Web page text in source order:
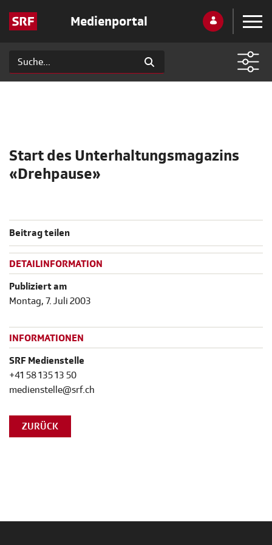
Medienportal
Start des Unterhaltungsmagazins
«Drehpause»
Beitrag teilen
DETAILINFORMATION
Publiziert am
Montag, 7. Juli 2003
INFORMATIONEN
SRF Medienstelle
+41 58 135 13 50
medienstelle@srf.ch
ZURÜCK